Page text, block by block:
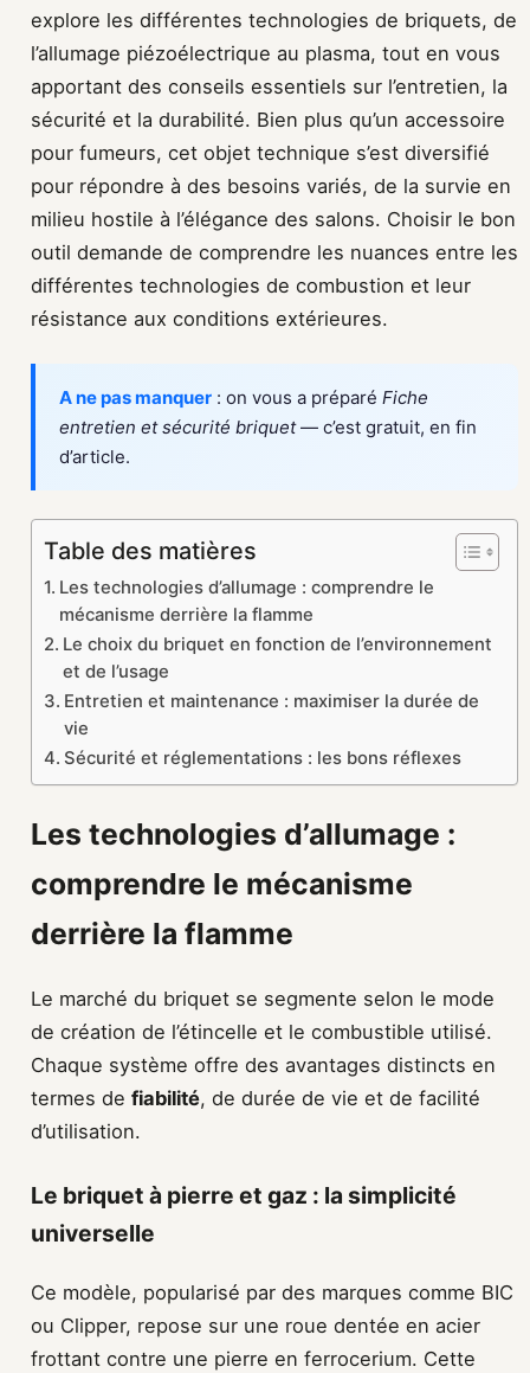
explore les différentes technologies de briquets, de
l’allumage piézoélectrique au plasma, tout en vous
apportant des conseils essentiels sur l’entretien, la
sécurité et la durabilité. Bien plus qu’un accessoire
pour fumeurs, cet objet technique s’est diversifié
pour répondre à des besoins variés, de la survie en
milieu hostile à l’élégance des salons. Choisir le bon
outil demande de comprendre les nuances entre les
différentes technologies de combustion et leur
résistance aux conditions extérieures.
A ne pas manquer : on vous a préparé Fiche
entretien et sécurité briquet— c’est gratuit, en fin
d’article.
Table des matières
Les technologies d’allumage : comprendre le
mécanisme derrière la flamme
Le choix du briquet en fonction de l’environnement
et de l’usage
Entretien et maintenance : maximiser la durée de
vie
Sécurité et réglementations : les bons réflexes
Les technologies d’allumage :
comprendre le mécanisme
derrière la flamme
Le marché du briquet se segmente selon le mode
de création de l’étincelle et le combustible utilisé.
Chaque système offre des avantages distincts en
termes de fiabilité, de durée de vie et de facilité
d’utilisation.
Le briquet à pierre et gaz : la simplicité
universelle
Ce modèle, popularisé par des marques comme BIC
ou Clipper, repose sur une roue dentée en acier
frottant contre une pierre en ferrocerium. Cette